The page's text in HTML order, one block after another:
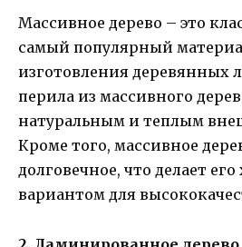
Массивное дерево – это
самый популярный
изготовления деревянных
перила из массивного
натуральным и теплым
Кроме того, массивное
долговечное, что делает
вариантом для